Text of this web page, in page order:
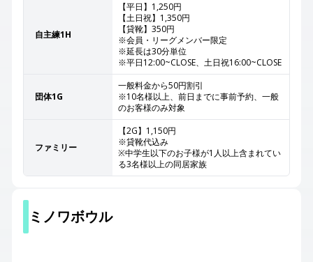
自主練1H
【平日】1,250円
【土日祝】1,350円
【貸靴】350円
※会員・リーグメンバー限定
※延長は30分単位
※平日12:00~CLOSE、土日祝16:00~CLOSE
団体1G
一般料金から50円割引
※10名様以上、前日までに事前予約、一般
のお客様のみ対象
ファミリー
【2G】1,150円
※貸靴代込み
※中学生以下のお子様が1人以上含まれてい
る3名様以上の同居家族
ミノワボウル